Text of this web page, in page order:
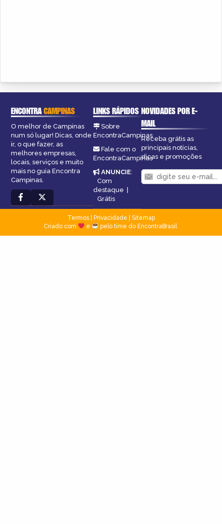
ENCONTRACAMPINAS
O melhor de Campinas
num só lugar! Dicas, onde
ir, o que fazer, as
melhores empresas,
locais, serviços e muito
mais no guia Encontra
Campinas.
LINKS RÁPIDOS
Sobre
EncontraCampinas
Fale com o
EncontraCampinas
ANUNCIE:
Com
destaque |
Grátis
NOVIDADES POR E-
MAIL
Receba grátis as
principais notícias,
dicas e promoções
Termos| Privacidade
Sitemap
Criado com
e pelo time do EncontraBrasil